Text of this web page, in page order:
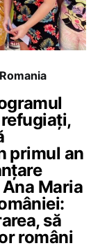
primul an
Maria
să
români